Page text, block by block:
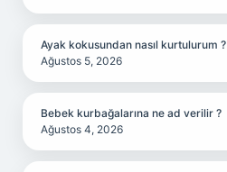
Ayak kokusundan nasıl kurtulurum ?
Ağustos 5, 2026
Bebek kurbağalarına ne ad verilir ?
Ağustos 4, 2026